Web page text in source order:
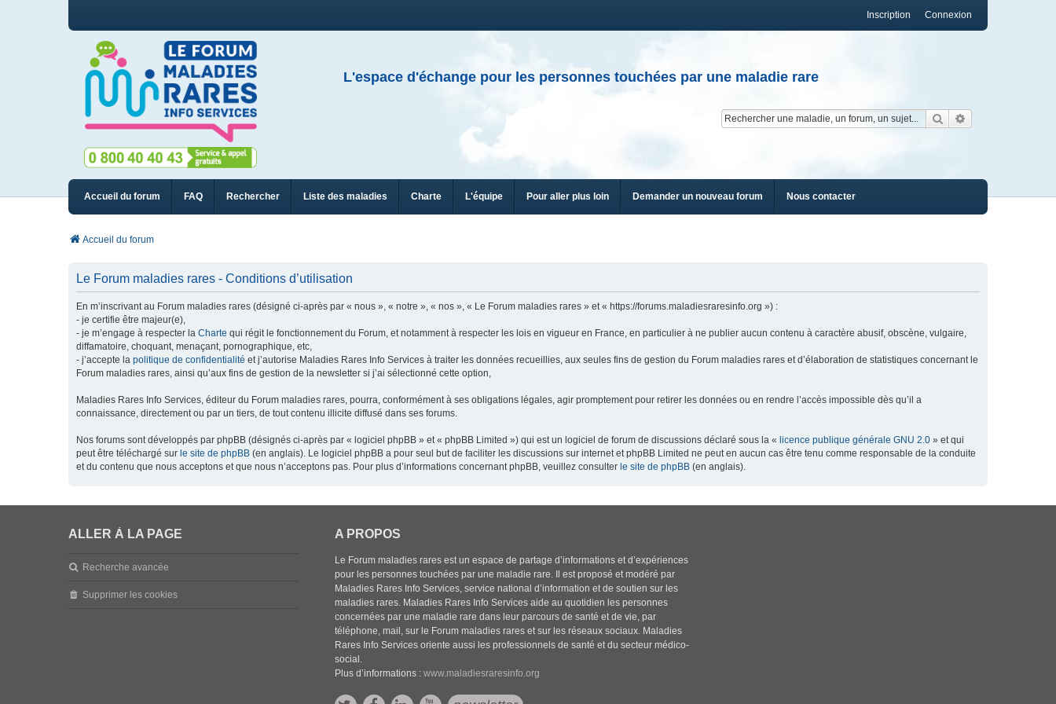
Connexion
Inscription
L'espace d'échange pour les personnes touchées par une maladie rare
Rechercher
Accueil du forum FAQ Rechercher Liste des maladies Charte L'équipe Pour aller plus loin Demander un nouveau forum Nous contacter
Accueil du forum
Le Forum maladies rares - Conditions d’utilisation
En m’inscrivant au Forum maladies rares (désigné ci-après par « nous », « notre », « nos », « Le Forum maladies rares » et « https://forums.maladiesraresinfo.org ») :
- je certifie être majeur(e),
- je m’engage à respecter la Charte qui régit le fonctionnement du Forum, et notamment à respecter les lois en vigueur en France, en particulier à ne publier aucun contenu à caractère abusif, obscène, vulgaire,
diffamatoire, choquant, menaçant, pornographique, etc,
- j’accepte la politique de confidentialité et j’autorise Maladies Rares Info Services à traiter les données recueillies, aux seules fins de gestion du Forum maladies rares et d’élaboration de statistiques concernant le
Forum maladies rares, ainsi qu’aux fins de gestion de la newsletter si j’ai sélectionné cette option,
Maladies Rares Info Services, éditeur du Forum maladies rares, pourra, conformément à ses obligations légales, agir promptement pour retirer les données ou en rendre l’accès impossible dès qu’il a
connaissance, directement ou par un tiers, de tout contenu illicite diffusé dans ses forums.
Nos forums sont développés par phpBB (désignés ci-après par « logiciel phpBB » et « phpBB Limited ») qui est un logiciel de forum de discussions déclaré sous la « licence publique générale GNU 2.0 » et qui
peut être téléchargé sur le site de phpBB (en anglais). Le logiciel phpBB a pour seul but de faciliter les discussions sur internet et phpBB Limited ne peut en aucun cas être tenu comme responsable de la conduite
et du contenu que nous acceptons et que nous n’acceptons pas. Pour plus d’informations concernant phpBB, veuillez consulter le site de phpBB (en anglais).
ALLER À LA PAGE
Recherche avancée
Supprimer les cookies
A PROPOS
Le Forum maladies rares est un espace de partage d’informations et d’expériences
pour les personnes touchées par une maladie rare. Il est proposé et modéré par
Maladies Rares Info Services, service national d’information et de soutien sur les
maladies rares. Maladies Rares Info Services aide au quotidien les personnes
concernées par une maladie rare dans leur parcours de santé et de vie, par
téléphone, mail, sur le Forum maladies rares et sur les réseaux sociaux. Maladies
Rares Info Services oriente aussi les professionnels de santé et du secteur médico-
social.
Plus d’informations :www.maladiesraresinfo.org